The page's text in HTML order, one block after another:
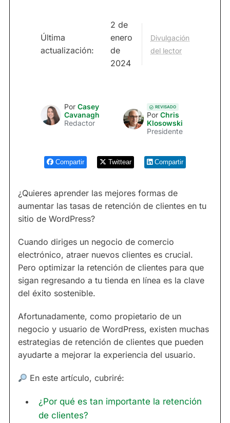
Última
actualización:
2 de
enero
de
2024
Divulgación
del lector
Por Casey
Cavanagh
Redactor
REVISADO
Por Chris
Klosowski
Presidente
Compartir Twittear Compartir
¿Quieres aprender las mejores formas de
aumentar las tasas de retención de clientes en tu
sitio de WordPress?
Cuando diriges un negocio de comercio
electrónico, atraer nuevos clientes es crucial.
Pero optimizar la retención de clientes para que
sigan regresando a tu tienda en línea es la clave
del éxito sostenible.
Afortunadamente, como propietario de un
negocio y usuario de WordPress, existen muchas
estrategias de retención de clientes que pueden
ayudarte a mejorar la experiencia del usuario.
En este artículo, cubriré:
¿Por qué es tan importante la retención
de clientes?